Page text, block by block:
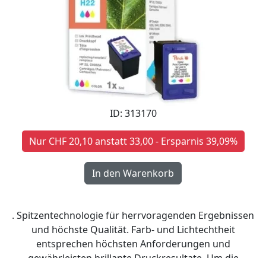
ID: 313170
Nur CHF 20,10 anstatt 33,00 - Ersparnis 39,09%
. Spitzentechnologie für herrvoragenden Ergebnissen
und höchste Qualität. Farb- und Lichtechtheit
entsprechen höchsten Anforderungen und